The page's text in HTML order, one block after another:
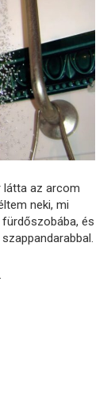
látta az arcom
neki, mi
és